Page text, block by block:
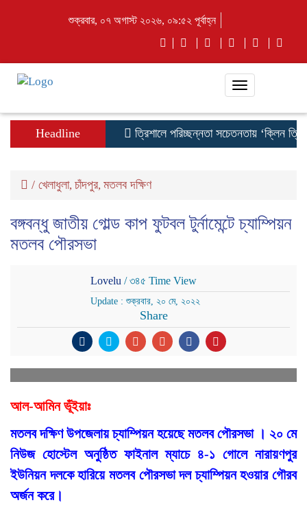
শুক্রবার, ০৭ অগাস্ট ২০২৬, ০৯:৫২ পূর্বাহ্ন
Toggle
Headline ত্রিশালে পরিচ্ছন্নতা সচেতনতায় ‘ক্লিন
/ খেলাধুলা, চাঁদপুর, মতলব দক্ষিণ
বঙ্গবন্ধু জাতীয় গোল্ড কাপ ফুটবল টুর্নামেন্টে চ্যাম্পিয়ন
মতলব পৌরসভা
Lovelu / ৩৪৫ Time View
Update : শুক্রবার, ২০ মে, ২০২২
Share
আল-আমিন ভূঁইয়াঃ
মতলব দক্ষিণ উপজেলায় চ্যাম্পিয়ন হয়েছে মতলব পৌরসভা । ২০ মে
নিউজ হোস্টেল অনুষ্ঠিত ফাইনাল ম্যাচে ৪-১ গোলে নারায়ণপুর
ইউনিয়ন দলকে হারিয়ে মতলব পৌরসভা দল চ্যাম্পিয়ন হওয়ার গৌরব
অর্জন করে।